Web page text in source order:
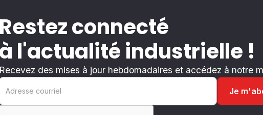
Restez connecté
à l'actualité industrielle !
Recevez des mises à jour hebdomadaires et accédez à notre